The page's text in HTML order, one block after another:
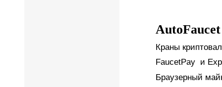
AutoFaucet
Краны
FaucetPay и
Браузерный